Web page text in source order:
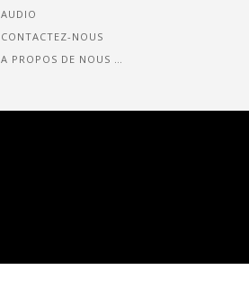
AUDIO
CONTACTEZ-NOUS
A PROPOS DE NOUS …